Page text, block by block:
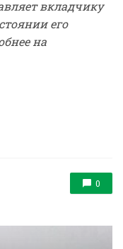
вкладчику
его
на
0